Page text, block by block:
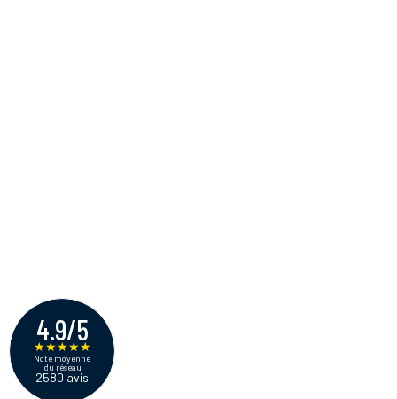
4.9/5
★★★★★
Note moyenne
du réseau
2580 avis